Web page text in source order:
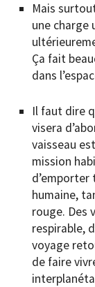
Mais
une charge
Ça fait
dans
Il faut dire
visera
vaisseau
mission
humaine,
rouge. Des
respirable,
voyage
de faire